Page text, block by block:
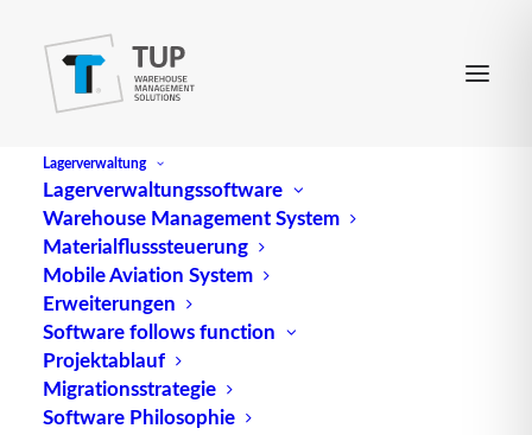
Lagerverwaltung
Lagerverwaltungssoftware
Warehouse Management System
Materialflusssteuerung
Mobile Aviation System
Erweiterungen
Software follows function
Projektablauf
Migrationsstrategie
Software Philosophie
Verpackung
(engl.Packaging) ist die Gesamtheit der von der
Wirtschaft eingesetzten Mittel und Verfahren zur
Erfüllung der Verpackungsaufgabe (DIN 55405). Im
engeren Sinn ist V. der Oberbegriff für die